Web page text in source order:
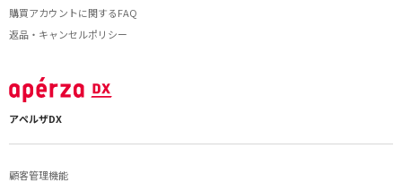
購買アカウントに関するFAQ
返品・キャンセルポリシー
アペルザDX
顧客管理機能